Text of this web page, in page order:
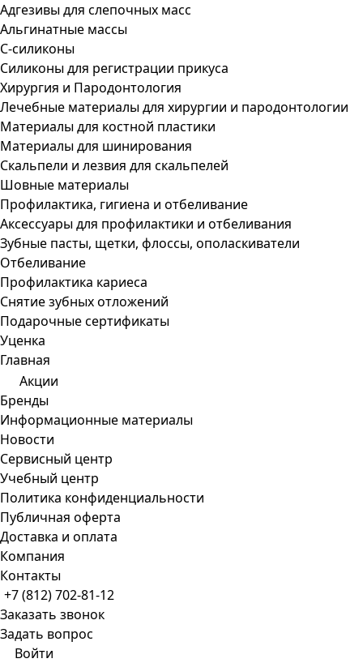
Адгезивы для слепочных масс
Альгинатные массы
С-силиконы
Силиконы для регистрации прикуса
Хирургия и Пародонтология
Лечебные материалы для хирургии и пародонтологии
Материалы для костной пластики
Материалы для шинирования
Скальпели и лезвия для скальпелей
Шовные материалы
Профилактика, гигиена и отбеливание
Аксессуары для профилактики и отбеливания
Зубные пасты, щетки, флоссы, ополаскиватели
Отбеливание
Профилактика кариеса
Снятие зубных отложений
Подарочные сертификаты
Уценка
Главная
Акции
Бренды
Информационные материалы
Новости
Сервисный центр
Учебный центр
Политика конфиденциальности
Публичная оферта
Доставка и оплата
Компания
Контакты
+7 (812) 702-81-12
Заказать звонок
Задать вопрос
Войти